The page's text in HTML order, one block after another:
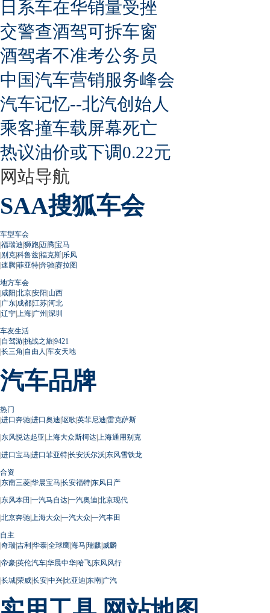
日系车在华销量受挫
交警查酒驾可拆车窗
酒驾者不准考公务员
中国汽车营销服务峰会
汽车记忆--北汽创始人
乘客撞车载屏幕死亡
热议油价或下调0.22元
网站导航
SAA搜狐车会
车型车会
|福瑞迪|狮跑|迈腾|宝马
|别克|科鲁兹|福克斯|乐风
|速腾|菲亚特|奔驰|赛拉图
地方车会
|咸阳|北京|安阳|山西
|广东|成都|江苏|河北
|辽宁| 上海|广州 |深圳
车友生活
|自驾游|挑战之旅|9421
|长三角 |自由人 |车友天地
汽车品牌
热门
|进口奔驰|进口奥迪|讴歌|英菲尼迪|雷克萨斯
|东风悦达起亚| 上海大众斯柯达| 上海通用别克
|进口宝马|进口菲亚特|长安沃尔沃|东风雪铁龙
合资
|东南三菱|华晨宝马|长安福特|东风日产
|东风本田 |一汽马自达|一汽奥迪|北京现代
|北京奔驰| 上海大众|一汽大众|一汽丰田
自主
|奇瑞|吉利|华泰|全球鹰|海马|瑞麒|威麟
|帝豪|英伦汽车|华晨中华|哈飞|东风风行
|长城|荣威|长安|中兴|比亚迪|东南|广汽